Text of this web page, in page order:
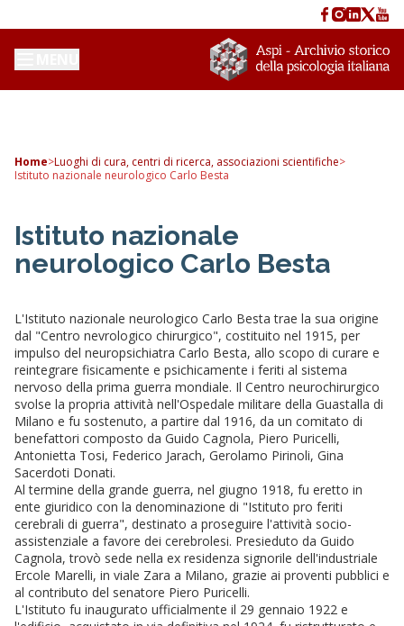
Home>Luoghi di cura, centri di ricerca, associazioni scientifiche>
Istituto nazionale neurologico Carlo Besta
Istituto nazionale
neurologico Carlo Besta
L'Istituto nazionale neurologico Carlo Besta trae la sua origine
dal "Centro nevrologico chirurgico", costituito nel 1915, per
impulso del neuropsichiatra Carlo Besta, allo scopo di curare e
reintegrare fisicamente e psichicamente i feriti al sistema
nervoso della prima guerra mondiale. Il Centro neurochirurgico
svolse la propria attività nell'Ospedale militare della Guastalla di
Milano e fu sostenuto, a partire dal 1916, da un comitato di
benefattori composto da Guido Cagnola, Piero Puricelli,
Antonietta Tosi, Federico Jarach, Gerolamo Pirinoli, Gina
Sacerdoti Donati.
Al termine della grande guerra, nel giugno 1918, fu eretto in
ente giuridico con la denominazione di "Istituto pro feriti
cerebrali di guerra", destinato a proseguire l'attività socio-
assistenziale a favore dei cerebrolesi. Presieduto da Guido
Cagnola, trovò sede nella ex residenza signorile dell'industriale
Ercole Marelli, in viale Zara a Milano, grazie ai proventi pubblici e
al contributo del senatore Piero Puricelli.
L'Istituto fu inaugurato ufficialmente il 29 gennaio 1922 e